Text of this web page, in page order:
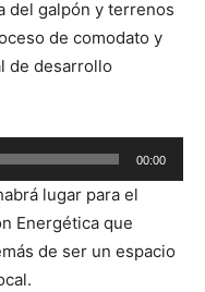
del galpón y terrenos
de comodato y
de desarrollo
00:00
lugar para el
Energética que
de ser un espacio